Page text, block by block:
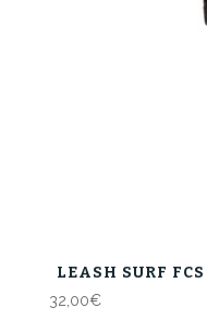
LEASH SURF
32,00€